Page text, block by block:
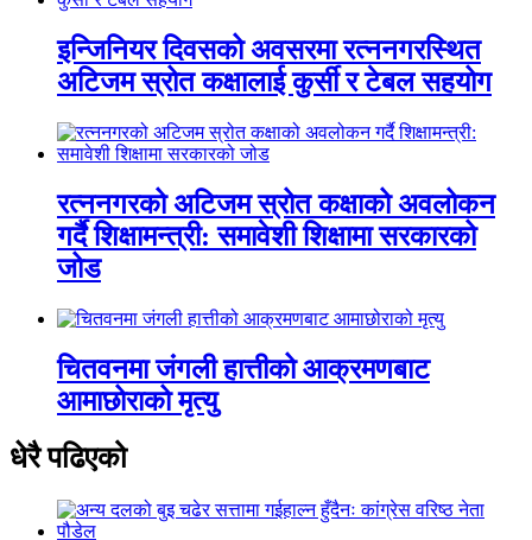
इन्जिनियर दिवसको अवसरमा रत्ननगरस्थित
अटिजम स्रोत कक्षालाई कुर्सी र टेबल सहयोग
रत्ननगरको अटिजम स्रोत कक्षाको अवलोकन
गर्दै शिक्षामन्त्री: समावेशी शिक्षामा सरकारको
जोड
चितवनमा जंगली हात्तीको आक्रमणबाट
आमाछोराको मृत्यु
धेरै पढिएको